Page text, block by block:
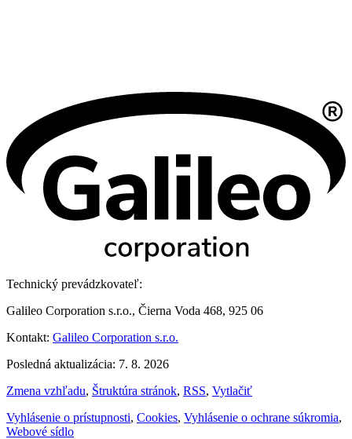
Technický prevádzkovateľ:
Galileo Corporation s.r.o., Čierna Voda 468, 925 06
Kontakt: Galileo Corporation s.r.o.
Posledná aktualizácia: 7. 8. 2026
Zmena vzhľadu, Štruktúra stránok, RSS, Vytlačiť
Vyhlásenie o prístupnosti, Cookies, Vyhlásenie o ochrane súkromia,
Webové sídlo